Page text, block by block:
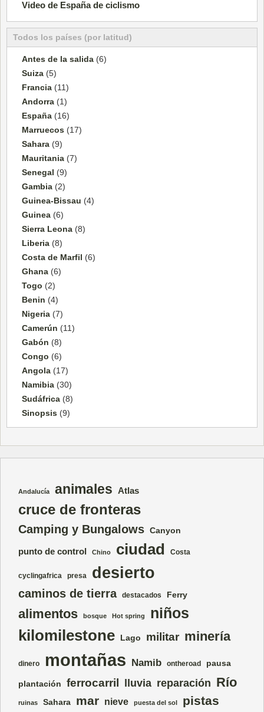
Video de España de ciclismo
Todos los países (por latitud)
Antes de la salida (6)
Suiza (5)
Francia (11)
Andorra (1)
España (16)
Marruecos (17)
Sahara (9)
Mauritania (7)
Senegal (9)
Gambia (2)
Guinea-Bissau (4)
Guinea (6)
Sierra Leona (8)
Liberia (8)
Costa de Marfil (6)
Ghana (6)
Togo (2)
Benin (4)
Nigeria (7)
Camerún (11)
Gabón (8)
Congo (6)
Angola (17)
Namibia (30)
Sudáfrica (8)
Sinopsis (9)
Andalucía animales Atlas
cruce de fronteras
Camping y Bungalows Canyon
punto de control Chino ciudad Costa
cyclingafrica presa desierto
caminos de tierra destacados Ferry
alimentos bosque Hot spring niños
kilomilestone Lago militar minería
dinero montañas Namib ontheroad pausa
plantación ferrocarril lluvia reparación Río
ruinas Sahara mar nieve puesta del sol pistas